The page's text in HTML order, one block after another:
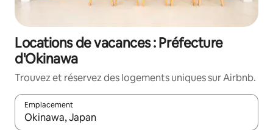
Locations de vacances : Préfecture
d'Okinawa
Trouvez et réservez des logements uniques sur Airbnb.
Emplacement
Quand les résultats sont affichés, parcourez-les en utilisant